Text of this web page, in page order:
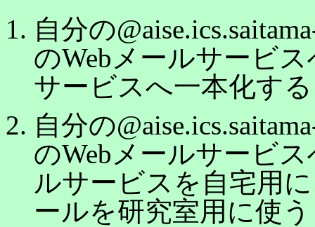
自分の
のWebメールサービ
サービスへ一本化する
自分の
のWebメールサービ
ルサービスを自宅用
ールを研究室用に使う